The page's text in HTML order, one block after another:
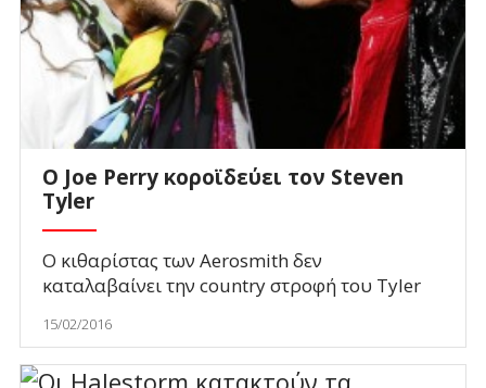
Ο Joe Perry κοροϊδεύει τον Steven
Tyler
O κιθαρίστας των Aerosmith δεν
καταλαβαίνει την country στροφή του Tyler
15/02/2016